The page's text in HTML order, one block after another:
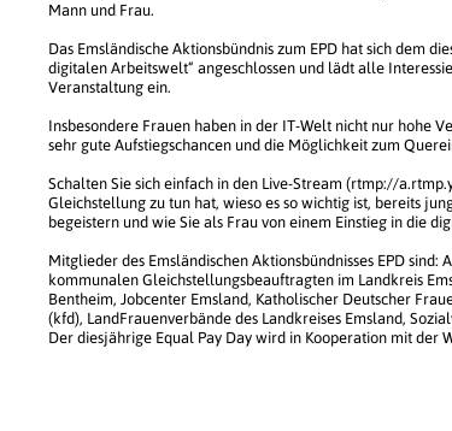
Mann und Frau.
Das Emsländische Aktionsbündnis zum EPD hat sich dem
digitalen Arbeitswelt“ angeschlossen und lädt alle
Veranstaltung ein.
Insbesondere Frauen haben in der IT-Welt nicht nur hohe
sehr gute Aufstiegschancen und die Möglichkeit zum
Schalten Sie sich einfach in den Live-Stream (rtmp://
Gleichstellung zu tun hat, wieso es so wichtig ist, bereits
begeistern und wie Sie als Frau von einem Einstieg in die
Mitglieder des Emsländischen Aktionsbündnisses EPD
kommunalen Gleichstellungsbeauftragten im Landkreis
Bentheim, Jobcenter Emsland, Katholischer Deutscher
(kfd), LandFrauenverbände des Landkreises Emsland,
Der diesjährige Equal Pay Day wird in Kooperation mit der